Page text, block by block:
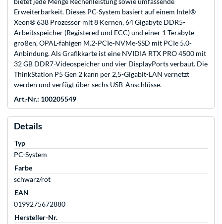
Erweiterbarkeit. Dieses PC-System basiert auf einem Intel®
Xeon® 638 Prozessor mit 8 Kernen, 64 Gigabyte DDR5-
Arbeitsspeicher (Registered und ECC) und einer 1 Terabyte
großen, OPAL-fähigen M.2-PCIe-NVMe-SSD mit PCIe 5.0-
Anbindung. Als Grafikkarte ist eine NVIDIA RTX PRO 4500 mit
32 GB DDR7-Videospeicher und vier DisplayPorts verbaut. Die
ThinkStation P5 Gen 2 kann per 2,5-Gigabit-LAN vernetzt
werden und verfügt über sechs USB-Anschlüsse.
Art.-Nr.: 100205549
Details
Typ
PC-System
Farbe
schwarz/rot
EAN
0199275672880
Hersteller-Nr.